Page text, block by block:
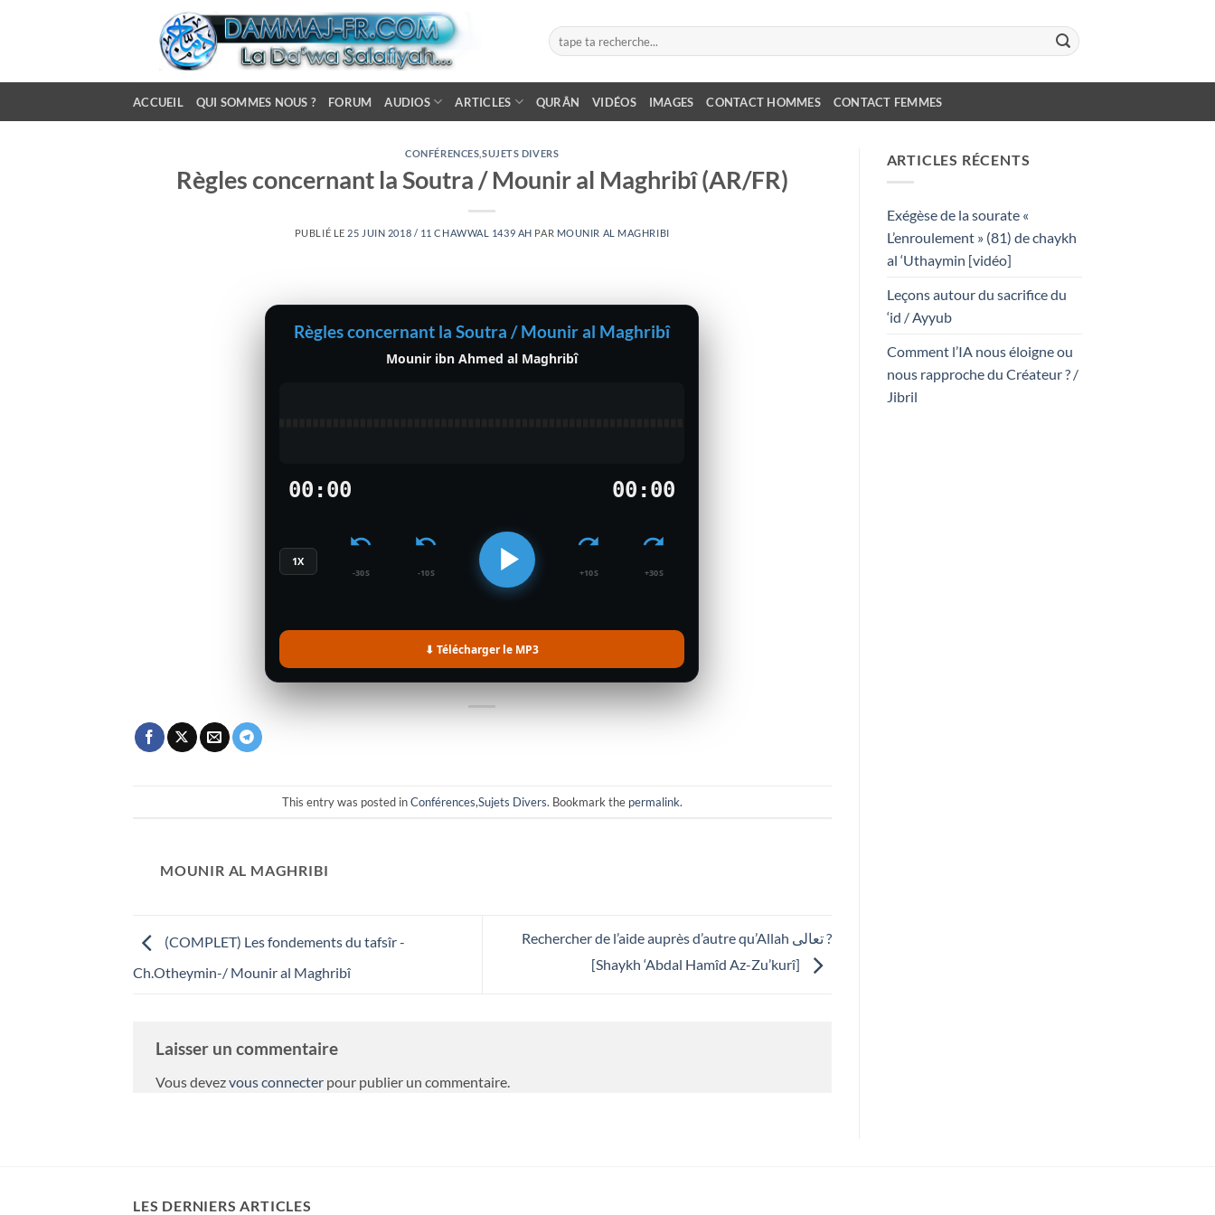
ACCUEIL QUI SOMMES NOUS ? FORUM AUDIOS ARTICLES QURÂN VIDÉOS IMAGES CONTACT HOMMES CONTACT FEMMES
CONFÉRENCES SUJETS DIVERS
Règles concernant la Soutra / Mounir al Maghribî (AR/FR)
PUBLIÉ LE 25 JUIN 2018 / 11 CHAWWAL 1439 AH PAR MOUNIR AL MAGHRIBI
Règles concernant la Soutra / Mounir al Maghribî
Mounir ibn Ahmed al Maghribî
00:00 00:00
1X
-30S -10S +10S +30S
⬇ Télécharger le MP3
This entry was posted inConférences,Sujets Divers. Bookmark the permalink.
MOUNIR AL MAGHRIBI
(COMPLET) Les fondements du tafsîr -
Ch.Otheymin-/ Mounir al Maghribî
Rechercher de l’aide auprès d’autre qu’Allah تعالى ?
[Shaykh ‘Abdal Hamîd Az-Zu’kurî]
Laisser un commentaire
Vous devezvous connecter pour publier un commentaire.
ARTICLES RÉCENTS
Exégèse de la sourate «
L’enroulement » (81) de chaykh
al ‘Uthaymin [vidéo]
Leçons autour du sacrifice du
‘id / Ayyub
Comment l’IA nous éloigne ou
nous rapproche du Créateur ? /
Jibril
LES DERNIERS ARTICLES